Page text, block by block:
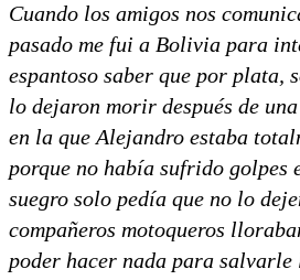
Cuando los amigos nos
pasado me fui a Bolivia para
espantoso saber que por plata,
lo dejaron morir después de
en la que Alejandro estaba
porque no había sufrido golpes
suegro solo pedía que no lo
compañeros motoqueros
poder hacer nada para salvarle